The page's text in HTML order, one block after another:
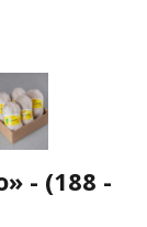
- (188 -